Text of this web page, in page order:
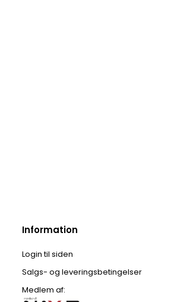
Information
Login til siden
Salgs- og leveringsbetingelser
Medlem af: